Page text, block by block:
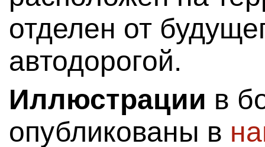
отделен от
автодорогой.
Иллюстрации в
опубликованы в